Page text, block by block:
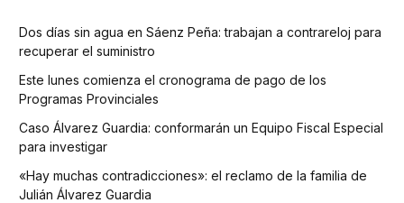
Dos días sin agua en Sáenz Peña: trabajan a contrareloj para
recuperar el suministro
Este lunes comienza el cronograma de pago de los
Programas Provinciales
Caso Álvarez Guardia: conformarán un Equipo Fiscal Especial
para investigar
«Hay muchas contradicciones»: el reclamo de la familia de
Julián Álvarez Guardia